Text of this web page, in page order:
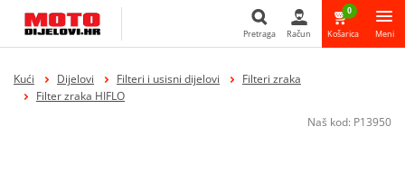
Pretraga Račun
0
Košarica Meni
Kući Dijelovi Filteri i usisni dijelovi
Filteri zraka
Filter zraka HIFLO
Naš kod: P13950